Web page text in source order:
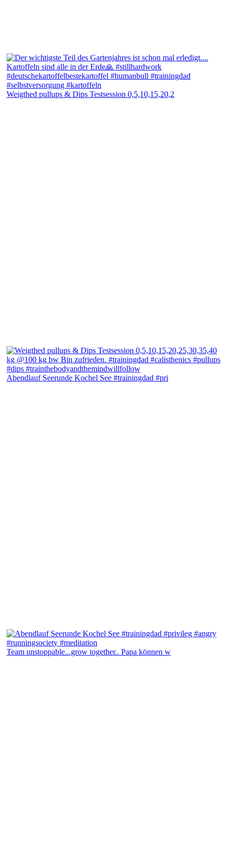
Weigthed pullups & Dips Testsession 0,5,10,15,20,2
Abendlauf Seerunde Kochel See #trainingdad #pri
Team unstoppable...grow together.. Papa können w